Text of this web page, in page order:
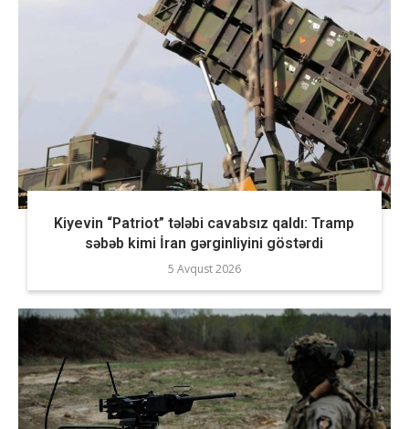
Kiyevin “Patriot” tələbi cavabsız qaldı: Tramp
səbəb kimi İran gərginliyini göstərdi
5 Avqust 2026